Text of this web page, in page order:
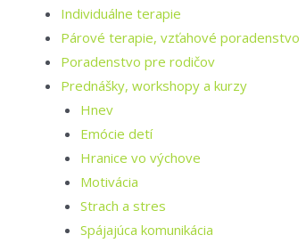
Individuálne terapie
Párové terapie, vzťahové poradenstvo
Poradenstvo pre rodičov
Prednášky, workshopy a kurzy
Hnev
Emócie detí
Hranice vo výchove
Motivácia
Strach a stres
Spájajúca komunikácia